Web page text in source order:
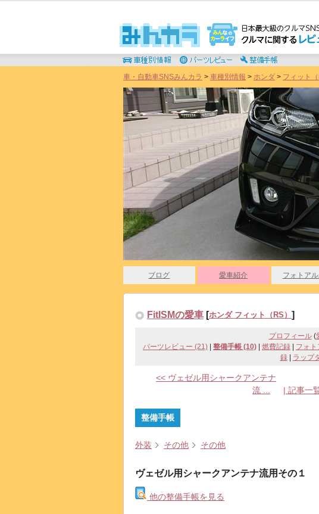
車・自動車SNSみんカラ > 車種別情報 > ホンダ > フィット（
ブログ 愛車紹介 フォトア
FitISMの愛車 [ホンダ フィット（RS） ]
プロフィール(
パーツレビュー (21)
整備手帳 (10) 燃費記録 フォ
録| ラップ
<< ヴェゼル用シャークアンテナ
流 ...
| 記事一
整備手帳
外装 その他 その他
ヴェゼル用シャークアンテナ流用その１
他の整備手帳を見る